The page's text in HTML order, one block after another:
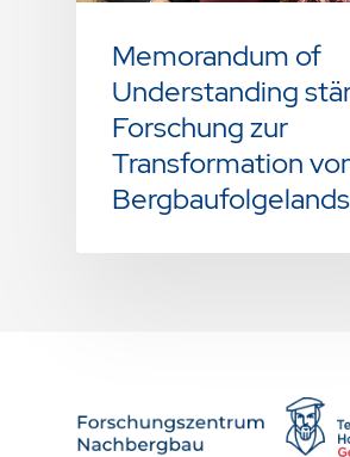
Memorandum of
Understanding
Forschung zur
Transformation